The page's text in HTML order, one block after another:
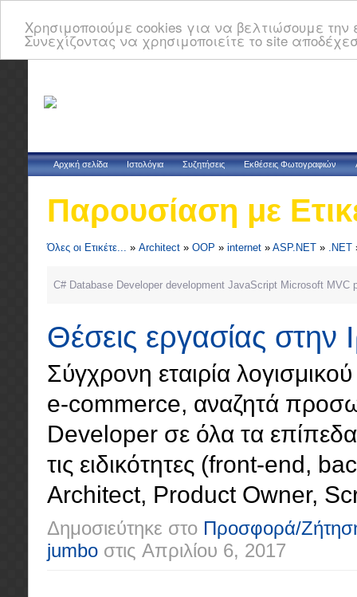
Χρησιμοποιούμε cookies για να βελτιώσουμε
Συνεχίζοντας να χρησιμοποιείτε το site
Αρχική σελίδα Ιστολόγια Συζητήσεις Εκθέσεις Φωτογραφιών
Παρουσίαση με
Όλες οι Ετικέτε... » Architect » OOP » internet » ASP.NET » .NET
C# Database Developer development JavaScript Microsoft MVC
Θέσεις εργασίας στην
Σύγχρονη εταιρία
e-commerce, αναζητά
Developer σε όλα τα
τις ειδικότητες (front-end,
Architect, Product Owner,
Δημοσιεύτηκε στο Προσφορά/
jumbo στις Απριλίου 6, 2017